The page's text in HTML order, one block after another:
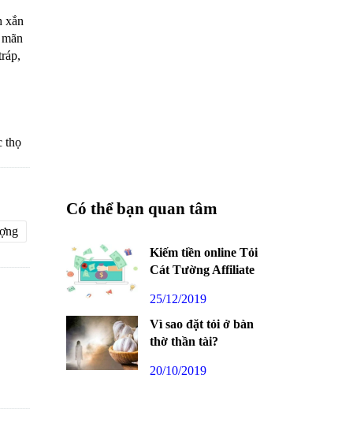
xắn
thọ
Có thể bạn quan tâm
Kiếm tiền online Tỏi
Cát Tường Affiliate
25/12/2019
Vì sao đặt tỏi ở bàn
thờ thần tài?
20/10/2019